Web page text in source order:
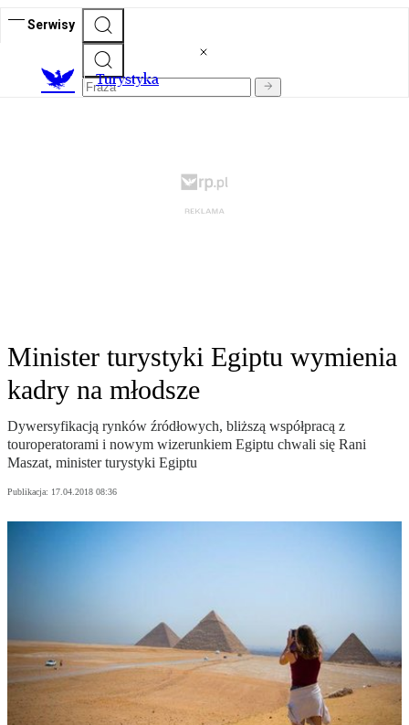
Serwisy
Turystyka
Minister turystyki Egiptu wymienia
kadry na młodsze
Dywersyfikacją rynków źródłowych, bliższą współpracą z
touroperatorami i nowym wizerunkiem Egiptu chwali się Rani
Maszat, minister turystyki Egiptu
Publikacja: 17.04.2018 08:36